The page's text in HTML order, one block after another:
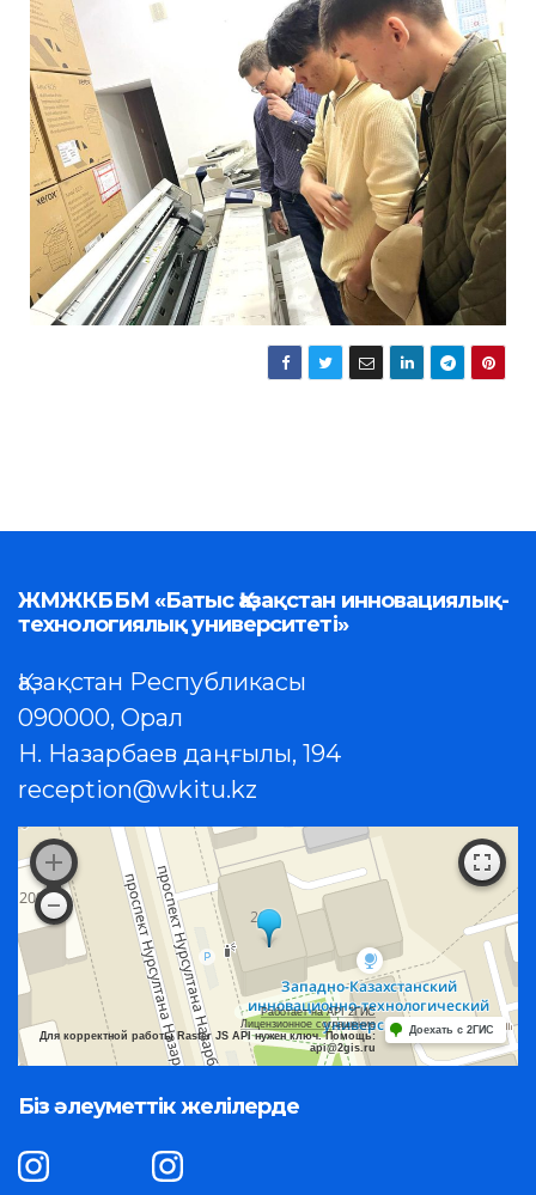
ЖМЖКББМ «Батыс Қазақстан инновациялық-
технологиялық университеті»
Қазақстан Республикасы
090000, Орал
Н. Назарбаев даңғылы, 194
reception@wkitu.kz
Работает на API 2ГИС
Лицензионное соглашение
Для корректной работы Raster JS API нужен ключ. Помощь:
api@2gis.ru
Доехать с 2ГИС
Біз әлеуметтік желілерде